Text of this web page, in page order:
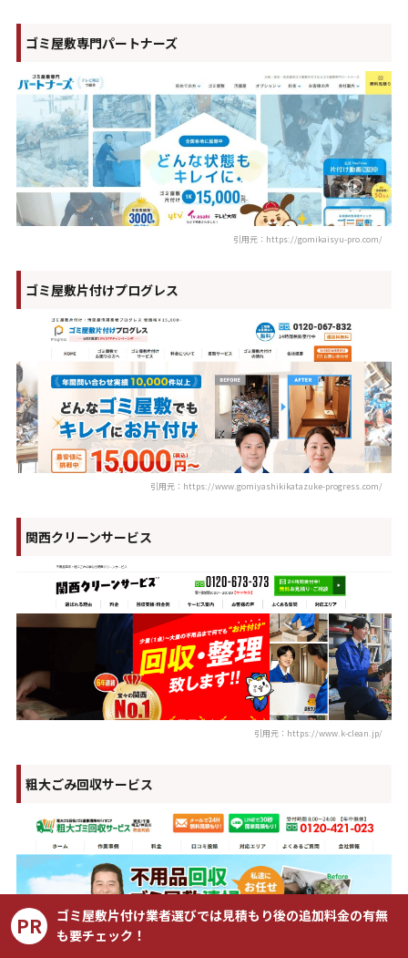
ゴミ屋敷専門パートナーズ
引用元：https://gomikaisyu-pro.com/
ゴミ屋敷片付けプログレス
引用元：https://www.gomiyashikikatazuke-progress.com/
関西クリーンサービス
引用元：https://www.k-clean.jp/
粗大ごみ回収サービス
PR
ゴミ屋敷片付け業者選びでは見積もり後の追加料金の有無
も要チェック！